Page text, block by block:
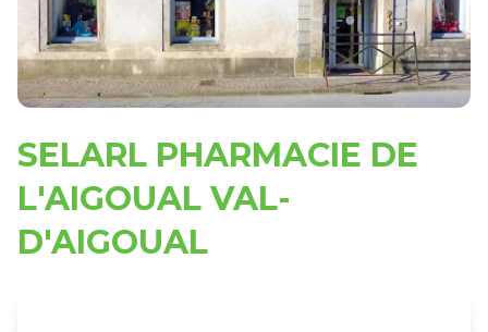
SELARL PHARMACIE DE
L'AIGOUAL VAL-
D'AIGOUAL